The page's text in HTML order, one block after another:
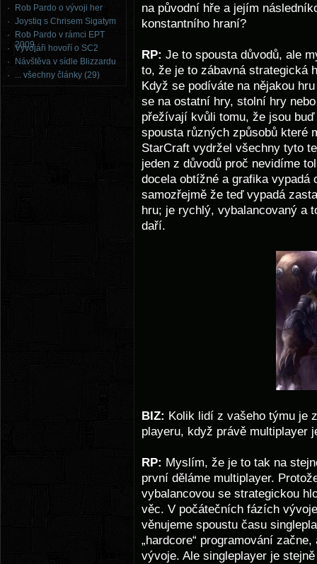
Rob Pardo o vývoji her
Joystiq s Chrisem Sigatym
Rob Pardo v rámci EPT
2009
Vývojáři hovoří o SC2
Návštěva v sídle Blizzardu
... všechny články (29)
na původní hře a jejím
konstantního hraní?
RP: Je to spousta důvodů, ale
to, že je to zábavná strategická
Když se podíváte na nějakou
se na ostatní hry, stolní hry
přežívají kvůli tomu, že jsou
spousta různých způsobů které
StarCraft vydržel všechny tyto
jeden z důvodů proč nevidíme
docela obtížné a grafika vypadá
samozřejmě že teď vypadá
hru; je rychlý, vybalancovaný a
daří.
BIZ: Kolik lidí z vašeho týmu je
playeru, když právě multiplayer
RP: Myslím, že je to tak na
první děláme multiplayer.
vybalancovou se strategickou
věc. V počátečních fázích
věnujeme spoustu času
„hardcore“ programování
vývoje. Ale singleplayer je